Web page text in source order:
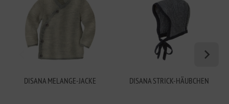
DISANA MELANGE-JACKE DISANA STRICK-HÄUBCHEN